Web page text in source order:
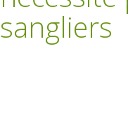
sangliers